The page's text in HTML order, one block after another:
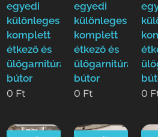
egyedi
különleges
komplett
étkező és
ülőgarnitúra
bútor
0 Ft
egyedi
különleges
komplett
étkező és
ülőgarnitúra
bútor
0 Ft 0